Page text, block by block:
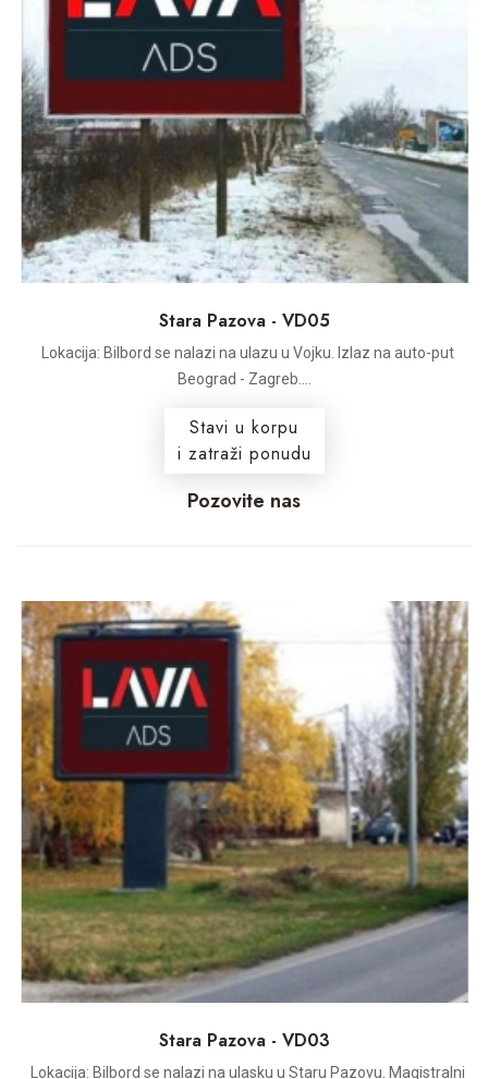
Stara Pazova - VD05
Lokacija: Bilbord se nalazi na ulazu u Vojku. Izlaz na auto-put
Beograd - Zagreb....
Stavi u korpu
i zatraži ponudu
Pozovite nas
Stara Pazova - VD03
Lokacija: Bilbord se nalazi na ulasku u Staru Pazovu. Magistralni